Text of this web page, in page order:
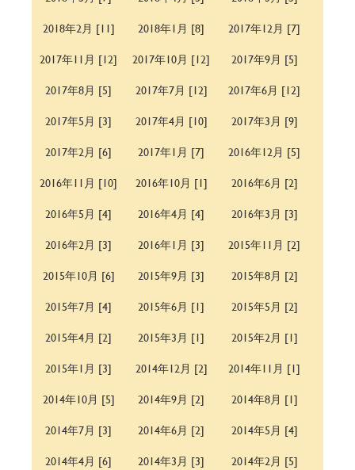
2018年2月 [11]
2018年1月 [8]
2017年12月 [7]
2017年11月 [12]
2017年10月 [12]
2017年9月 [5]
2017年8月 [5]
2017年7月 [12]
2017年6月 [12]
2017年5月 [3]
2017年4月 [10]
2017年3月 [9]
2017年2月 [6]
2017年1月 [7]
2016年12月 [5]
2016年11月 [10]
2016年10月 [1]
2016年6月 [2]
2016年5月 [4]
2016年4月 [4]
2016年3月 [3]
2016年2月 [3]
2016年1月 [3]
2015年11月 [2]
2015年10月 [6]
2015年9月 [3]
2015年8月 [2]
2015年7月 [4]
2015年6月 [1]
2015年5月 [2]
2015年4月 [2]
2015年3月 [1]
2015年2月 [1]
2015年1月 [3]
2014年12月 [2]
2014年11月 [1]
2014年10月 [5]
2014年9月 [2]
2014年8月 [1]
2014年7月 [3]
2014年6月 [2]
2014年5月 [4]
2014年4月 [6]
2014年3月 [3]
2014年2月 [5]